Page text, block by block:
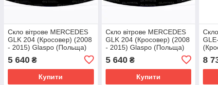
Скло вітрове MERCEDES
GLK 204 (Кросовер) (2008
- 2015) Glaspo (Польща)
5 640 ₴
Купити
Скло вітрове MERCEDES
GLK 204 (Кросовер) (2008
- 2015) Glaspo (Польща)
5 640₴
Купити
8